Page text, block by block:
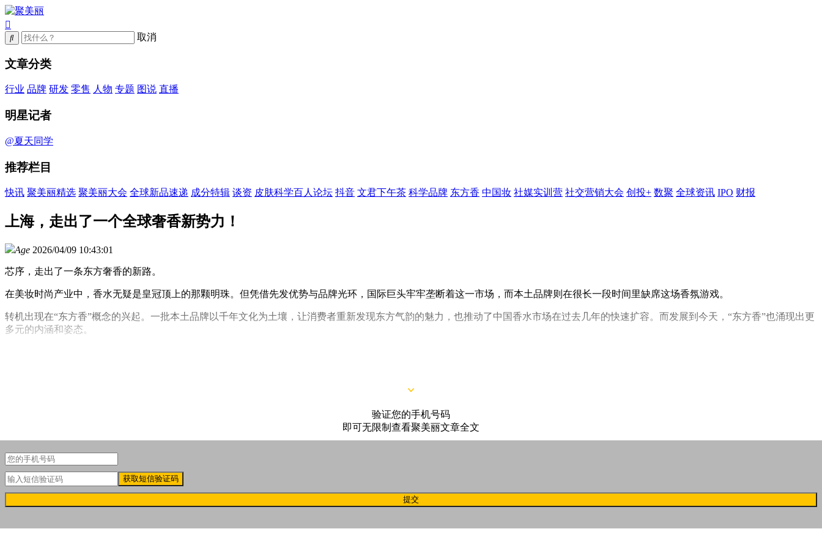
取消
文章分类
行业 品牌 研发 零售 人物 专题 图说 直播
明星记者
@夏天同学
推荐栏目
快讯 聚美丽精选 聚美丽大会 全球新品速递 成分特辑 谈资 皮肤科学百人论坛 抖音 文君下午茶 科学品牌 东方香 中国妆 社媒实训营 社交营销大会 创投+ 数聚 全球资讯 IPO 财报
上海，走出了一个全球奢香新势力！
Age 2026/04/09 10:43:01
芯序，走出了一条东方奢香的新路。
在美妆时尚产业中，香水无疑是皇冠顶上的那颗明珠。但凭借先发优势与品牌光环，国际巨头牢牢垄断着这一市场，而本土品牌则在很长一段时间里缺席这场香氛游戏。
转机出现在“东方香”概念的兴起。一批本土品牌以千年文化为土壤，让消费者重新发现东方气韵的魅力，也推动了中国香水市场在过去几年的快速扩容。而发展到今天，“东方香”也涌现出更
多元的内涵和姿态。
验证您的手机号码
即可无限制查看聚美丽文章全文
获取短信验证码
提交